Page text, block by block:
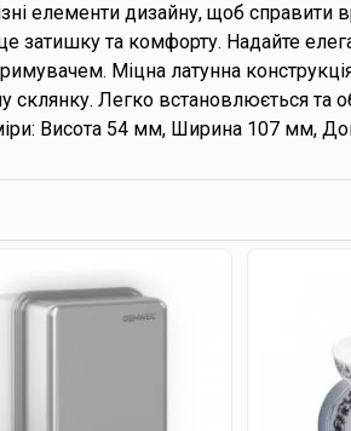
елементи дизайну, щоб справити
затишку та комфорту. Надайте
Міцна латунна
склянку. Легко встановлюється та
Висота 54 мм, Ширина 107 мм,